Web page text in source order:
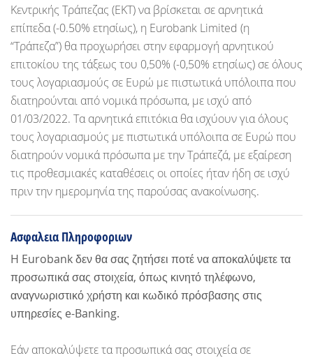
Κεντρικής Τράπεζας (ΕΚΤ) να βρίσκεται σε αρνητικά
επίπεδα (-0.50% ετησίως), η Eurobank Limited (η
“Τράπεζα”) θα προχωρήσει στην εφαρμογή αρνητικού
επιτοκίου της τάξεως του 0,50% (-0,50% ετησίως) σε όλους
τους λογαριασμούς σε Ευρώ με πιστωτικά υπόλοιπα που
διατηρούνται από νομικά πρόσωπα, με ισχύ από
01/03/2022. Τα αρνητικά επιτόκια θα ισχύουν για όλους
τους λογαριασμούς με πιστωτικά υπόλοιπα σε Ευρώ που
διατηρούν νομικά πρόσωπα με την Τράπεζά, με εξαίρεση
τις προθεσμιακές καταθέσεις οι οποίες ήταν ήδη σε ισχύ
πριν την ημερομηνία της παρούσας ανακοίνωσης.
Ασφαλεια Πληροφοριων
H Eurobank δεν θα σας ζητήσει ποτέ να αποκαλύψετε τα
προσωπικά σας στοιχεία, όπως κινητό τηλέφωνο,
αναγνωριστικό χρήστη και κωδικό πρόσβασης στις
υπηρεσίες e-Banking.
Εάν αποκαλύψετε τα προσωπικά σας στοιχεία σε